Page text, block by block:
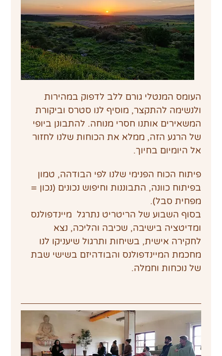
העומס המנטלי גורם ללב לדפוק במהירות
ולנשימה להתקצר, מוסיף לנו סטרס וביקורת
המשאירים אותנו חסרי מנוחה. להתבונן ביופי
של הרגע הזה, ממלא את הכוחות שלנו לחזור
אל היומיום בחיוך.
פיתוח הכוח הפנימי שלנו לפי הבודהה, טמון
בפיתוח כוונה, התבוננות וחיפוש נכונים (נכון =
מפחית סבל).
בסוף השבוע של הריטריט נתרגל  מיינדפולנס
ומדיטציה בישיבה, שכיבה והליכה, נצא
לחקירה אישית, בשיחות ותרגול שיעניקו לנו
מחכמת המיינדפולנס והבודהיזם בשישי שבת
של נוכחות וחמלה.